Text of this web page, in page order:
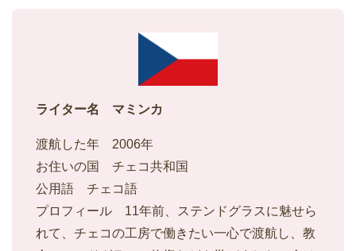
ライター名 マミンカ
渡航した年 2006年
お住いの国 チェコ共和国
公用語 チェコ語
プロフィール 11年前、ステンドグラスに魅せら
れて、チェコの工房で働きたい一心で渡航し、教